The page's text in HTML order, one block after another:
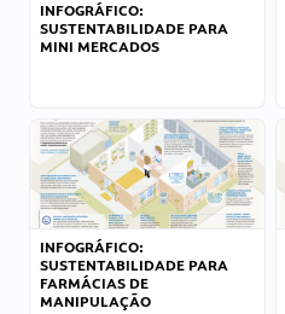
INFOGRÁFICO:
SUSTENTABILIDADE PARA
MINI MERCADOS
INFOGRÁFICO:
SUSTENTABILIDADE PARA
FARMÁCIAS DE
MANIPULAÇÃO